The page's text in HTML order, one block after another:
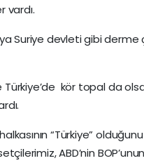
vardı.
Suriye devleti gibi
Türkiye’de kör topal da
“Türkiye”
ABD’nin